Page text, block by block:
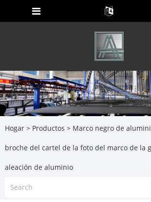
Hogar > Productos > Marco negro de
broche del cartel de la foto del marco de la
aleación de aluminio